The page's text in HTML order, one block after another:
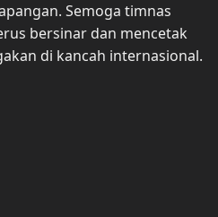
Semoga timnas
bersinar dan mencetak
di kancah internasional.